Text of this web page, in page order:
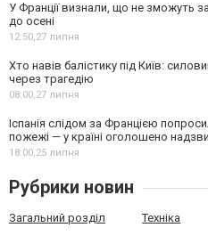
У Франції визнали, що не зможуть
до осені
12:50,27 липня
Хто навів балістику під Київ:
через трагедію
08:00,27 липня
Іспанія слідом за Францією
пожежі — у країні оголошено
18:00,25 липня
Рубрики новин
Загальний розділ Техніка